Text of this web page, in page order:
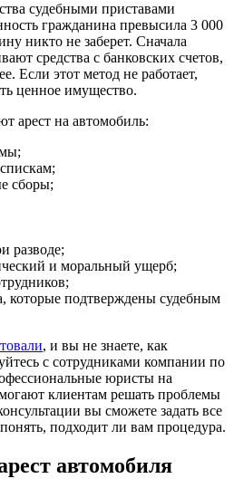
судебными приставами
гражданина превысила 3 000
никто не заберет. Сначала
средства с банковских счетов,
Если этот метод не работает,
ценное имущество.
арест на автомобиль:
сборы;
разводе;
и моральный ущерб;
которые подтверждены судебным
, и вы не знаете, как
с сотрудниками компании по
юристы на
клиентам решать проблемы
вы сможете задать все
подходит ли вам процедура.
автомобиля